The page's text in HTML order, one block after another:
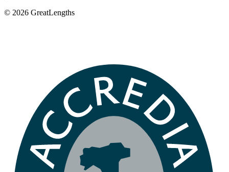
© 2026 GreatLengths